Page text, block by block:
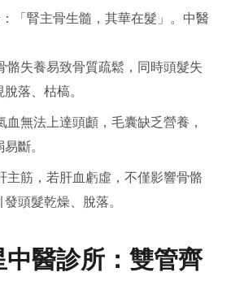
：「腎主骨生髓，其華在髮」。中醫
骼失養易致骨質疏鬆，同時頭髮失
落、枯槁。
血無法上達頭顱，毛囊缺乏營養，
斷。
主筋，若肝血虧虛，不僅影響骨骼
頭髮乾燥、脫落。
醫診所：雙管齊